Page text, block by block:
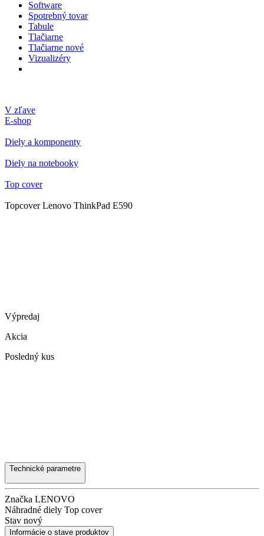
Software
Spotrebný tovar
Tabule
Tlačiarne
Tlačiarne nové
Vizualizéry
V zľave
E-shop
Diely a komponenty
Diely na notebooky
Top cover
Topcover Lenovo ThinkPad E590
Výpredaj
Akcia
Posledný kus
Technické parametre
Značka LENOVO
Náhradné diely Top cover
Stav nový
Informácie o stave produktov